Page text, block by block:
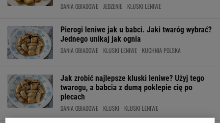
DANIA OBIADOWE JEDZENIE KLUSKI LENIWE
Pierogi leniwe jak u babci. Jaki twaróg wybrać?
Jednego unikaj jak ognia
DANIA OBIADOWE KLUSKI LENIWE KUCHNIA POLSKA
Jak zrobić najlepsze kluski leniwe? Użyj tego
twarogu, a babcia z dumą poklepie cię po
plecach
DANIA OBIADOWE KLUSKI KLUSKI LENIWE